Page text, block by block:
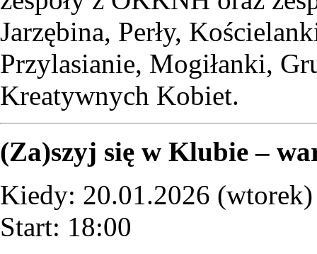
Jarzębina, Perły,
Przylasianie, Mogiłanki,
Kreatywnych Kobiet.
(Za)szyj się w Klubie –
Kiedy: 20.01.2026 (wtorek)
Start: 18:00